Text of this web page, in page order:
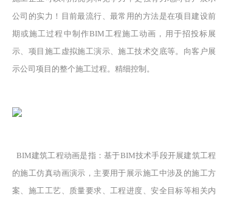
公司的实力！目前最流行、最常用的方法是在项目建设前
期或施工过程中制作BIM工程施工动画，用于招投标展
示、项目施工虚拟施工演示、施工技术交底等。向客户展
示公司项目的整个施工过程。精细控制。
BIM建筑工程动画是指：基于BIM技术手段开展建筑工程
的施工仿真动画演示，主要用于展示施工中涉及的施工方
案、施工工艺、质量要求、工程进度、安全目标等相关内